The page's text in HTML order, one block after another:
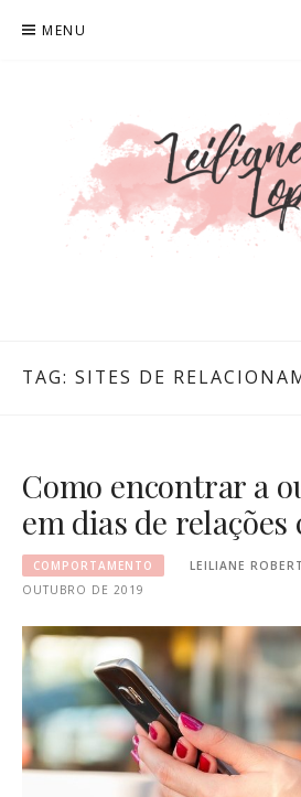
para
MENU
TAG: SITES DE
Como encontrar a
em dias de relações
COMPORTAMENTO LEILIANE
OUTUBRO DE 2019